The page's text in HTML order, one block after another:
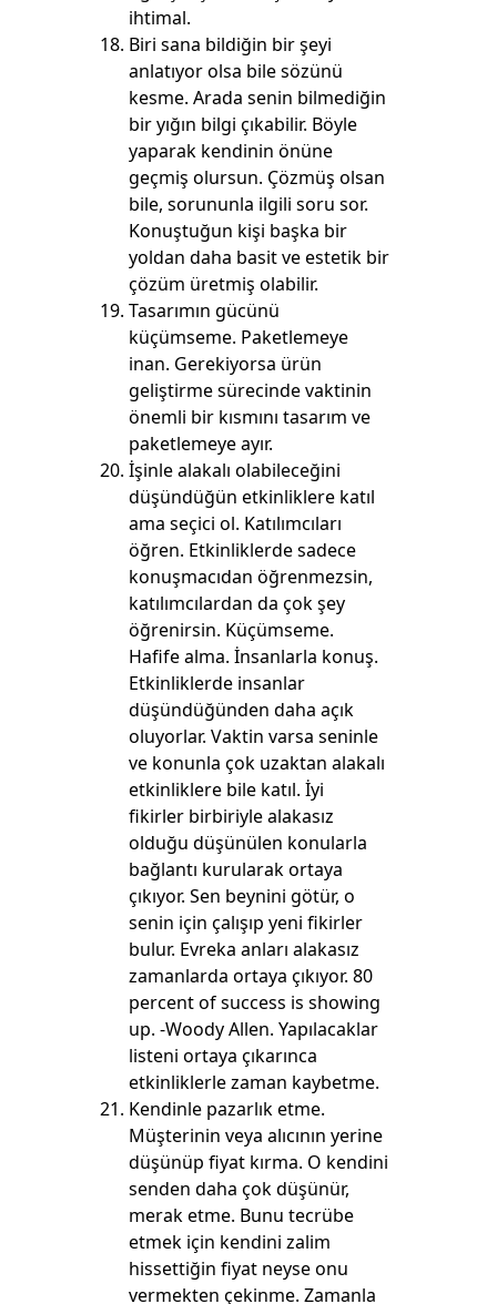
ihtimal.
Biri sana bildiğin bir şeyi
anlatıyor olsa bile sözünü
kesme. Arada senin bilmediğin
bir yığın bilgi çıkabilir. Böyle
yaparak kendinin önüne
geçmiş olursun. Çözmüş olsan
bile, sorununla ilgili soru sor.
Konuştuğun kişi başka bir
yoldan daha basit ve estetik bir
çözüm üretmiş olabilir.
Tasarımın gücünü
küçümseme. Paketlemeye
inan. Gerekiyorsa ürün
geliştirme sürecinde vaktinin
önemli bir kısmını tasarım ve
paketlemeye ayır.
İşinle alakalı olabileceğini
düşündüğün etkinliklere katıl
ama seçici ol. Katılımcıları
öğren. Etkinliklerde sadece
konuşmacıdan öğrenmezsin,
katılımcılardan da çok şey
öğrenirsin. Küçümseme.
Hafife alma. İnsanlarla konuş.
Etkinliklerde insanlar
düşündüğünden daha açık
oluyorlar. Vaktin varsa seninle
ve konunla çok uzaktan alakalı
etkinliklere bile katıl. İyi
fikirler birbiriyle alakasız
olduğu düşünülen konularla
bağlantı kurularak ortaya
çıkıyor. Sen beynini götür, o
senin için çalışıp yeni fikirler
bulur. Evreka anları alakasız
zamanlarda ortaya çıkıyor. 80
percent of success is showing
up. -Woody Allen. Yapılacaklar
listeni ortaya çıkarınca
etkinliklerle zaman kaybetme.
Kendinle pazarlık etme.
Müşterinin veya alıcının yerine
düşünüp fiyat kırma. O kendini
senden daha çok düşünür,
merak etme. Bunu tecrübe
etmek için kendini zalim
hissettiğin fiyat neyse onu
vermekten çekinme. Zamanla